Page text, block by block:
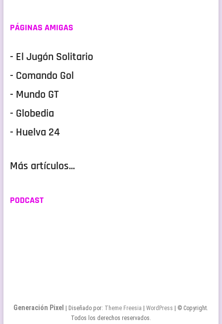
PÁGINAS AMIGAS
- El Jugón Solitario
- Comando Gol
- Mundo GT
- Globedia
- Huelva 24
Más artículos...
PODCAST
Generación Pixel | Diseñado por: Theme Freesia |WordPress | © Copyright.
Todos los derechos reservados.